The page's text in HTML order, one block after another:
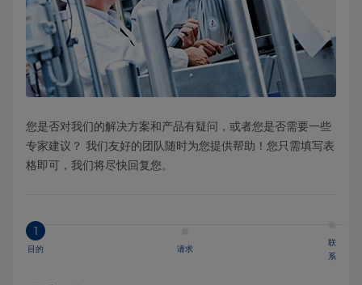
您是否对我们的解决方案和产品有疑问，或者您是否需要一些
专家建议？ 我们友好的团队随时为您提供帮助！您只需填写表
格即可，我们将尽快回复您。
1
目的 请求
联
系